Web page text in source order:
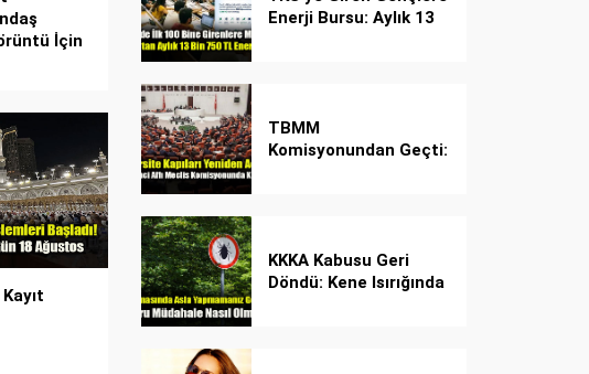
İçin
Enerji Bursu: Aylık 13
TBMM
Komisyonundan Geçti:
KKKA Kabusu Geri
Döndü: Kene Isırığında